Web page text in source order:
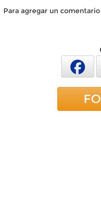
Para agregar un comentario